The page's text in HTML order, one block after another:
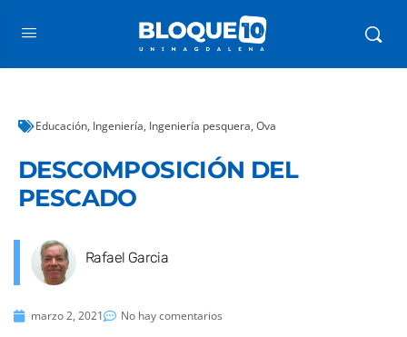
Educación, Ingeniería, Ingeniería pesquera, Ova
DESCOMPOSICIÓN DEL
PESCADO
Rafael Garcia
marzo 2, 2021 No hay comentarios